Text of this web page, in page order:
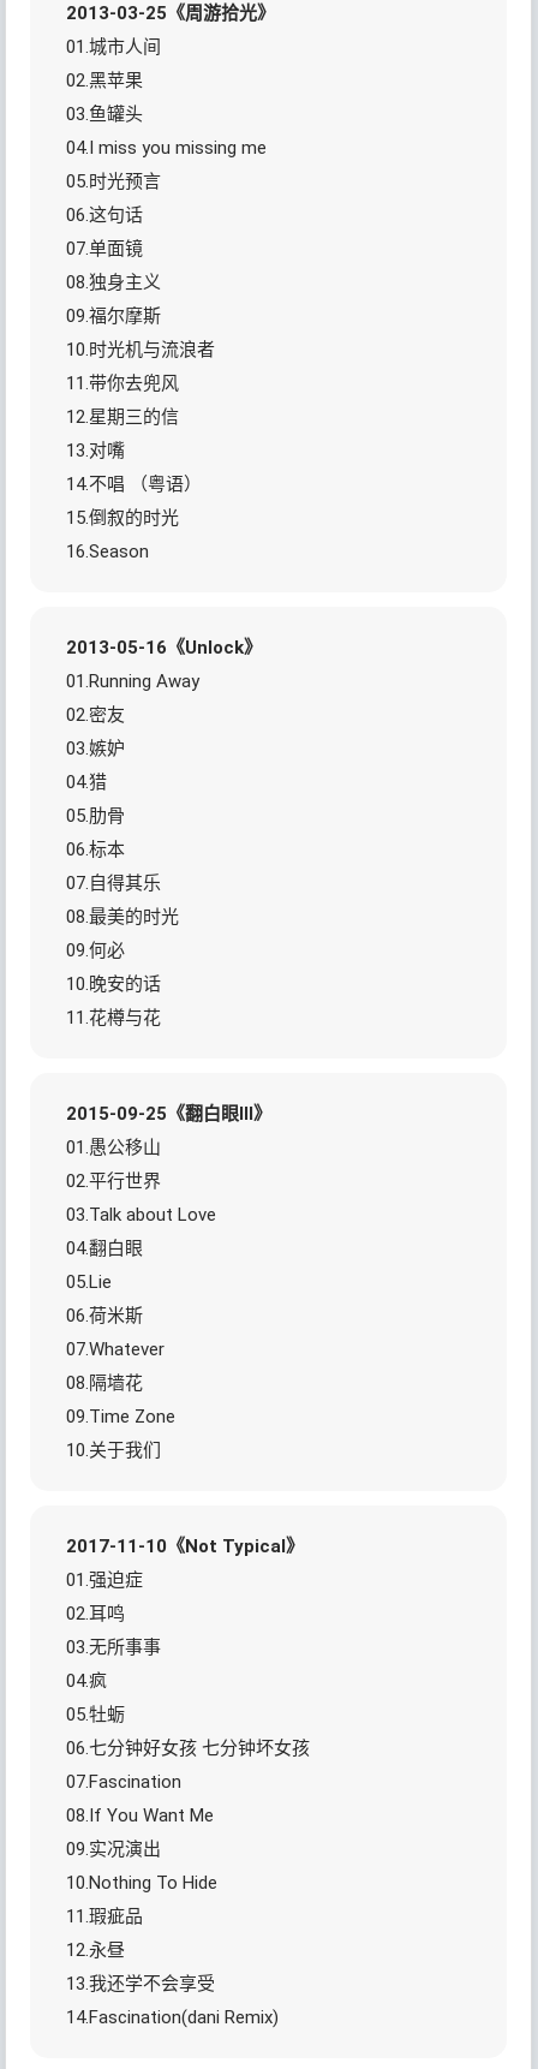
2013-03-25《周游拾光》
01.城市人间
02.黑苹果
03.鱼罐头
04.I miss you missing me
05.时光预言
06.这句话
07.单面镜
08.独身主义
09.福尔摩斯
10.时光机与流浪者
11.带你去兜风
12.星期三的信
13.对嘴
14.不唱 （粤语）
15.倒叙的时光
16.Season
2013-05-16《Unlock》
01.Running Away
02.密友
03.嫉妒
04.猎
05.肋骨
06.标本
07.自得其乐
08.最美的时光
09.何必
10.晚安的话
11.花樽与花
2015-09-25《翻白眼III》
01.愚公移山
02.平行世界
03.Talk about Love
04.翻白眼
05.Lie
06.荷米斯
07.Whatever
08.隔墙花
09.Time Zone
10.关于我们
2017-11-10《Not Typical》
01.强迫症
02.耳鸣
03.无所事事
04.疯
05.牡蛎
06.七分钟好女孩 七分钟坏女孩
07.Fascination
08.If You Want Me
09.实况演出
10.Nothing To Hide
11.瑕疵品
12.永昼
13.我还学不会享受
14.Fascination(dani Remix)